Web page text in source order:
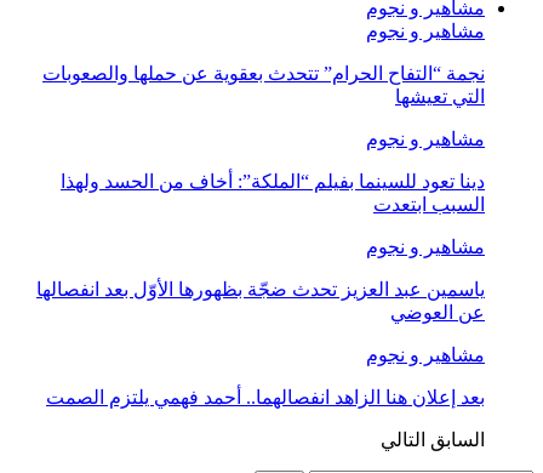
مشاهير و نجوم
مشاهير و نجوم
نجمة “التفاح الحرام” تتحدث بعقوية عن حملها والصعوبات
التي تعيشها
مشاهير و نجوم
دينا تعود للسينما بفيلم “الملكة”: أخاف من الحسد ولهذا
السبب ابتعدت
مشاهير و نجوم
ياسمين عبد العزيز تحدث ضجّة بظهورها الأوّل بعد انفصالها
عن العوضي
مشاهير و نجوم
بعد إعلان هنا الزاهد انفصالهما.. أحمد فهمي يلتزم الصمت
السابق التالي